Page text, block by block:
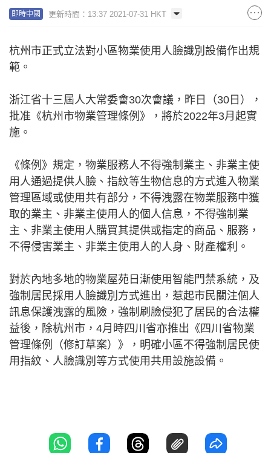
即時中國 更新時間：13:37 2021-07-31 HKT
杭州市正式立法對小區物業使用人臉識別設備作出規
範。
浙江省十三屆人大常委會30次會議，昨日（30日），
批准《杭州市物業管理條例》，將於2022年3月起實
施。
《條例》規定，物業服務人不得強制業主、非業主使
用人通過提供人臉、指紋等生物信息的方式進入物業
管理區域或使用共有部分，不得洩露在物業服務中獲
取的業主、非業主使用人的個人信息，不得強制業
主、非業主使用人購買其提供或指定的商品、服務，
不得侵害業主、非業主使用人的人身、財產權利。
對於內地多地的物業屋苑日漸使用智能門禁系統，及
強制居民採用人臉識別方式進出，惹起市民關注個人
訊息保護洩露的風險，強制刷臉侵犯了居民的合法權
益後，除杭州市，4月時四川省亦推出《四川省物業
管理條例（修訂草案）》，明確小區不得強制居民使
用指紋、人臉識別等方式使用共用設施設備。